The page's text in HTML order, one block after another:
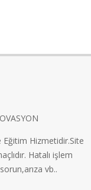
Eğitim Hizmetidir.Site
Hatalı işlem
vb..